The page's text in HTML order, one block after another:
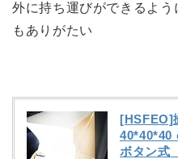
外に持ち運びができるよ
もありがたい
ボタン